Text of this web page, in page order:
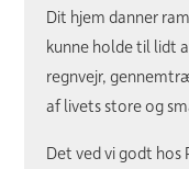
Dit hjem danner
kunne holde til lidt
regnvejr,
af livets store og
Det ved vi godt hos